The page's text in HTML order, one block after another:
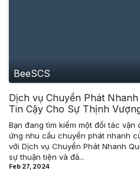
BeeSCS
Dịch vụ Chuyển Phát
Tin Cậy Cho Sự Thịnh
Bạn đang tìm kiếm một đối tác
ứng nhu cầu chuyển phát nhanh
với Dịch vụ Chuyển Phát Nhanh
sự thuận tiện và đả...
Feb 27, 2024